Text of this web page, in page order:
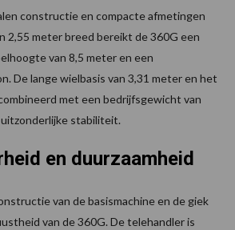
constructie en compacte afmetingen
2,55 meter breed bereikt de 360G een
van 8,5 meter en een
De lange wielbasis van 3,31 meter en het
met een bedrijfsgewicht van
stabiliteit.
en duurzaamheid
van de basismachine en de giek
van de 360G. De telehandler is